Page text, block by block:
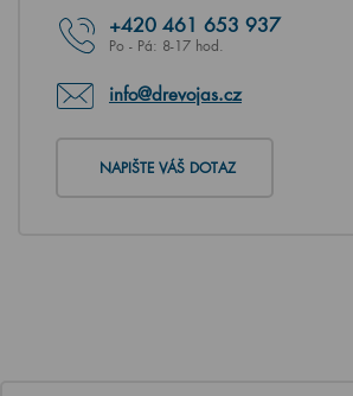
+420 461 653 937
Po - Pá: 8-17 hod.
info@drevojas.cz
NAPIŠTE VÁŠ DOTAZ